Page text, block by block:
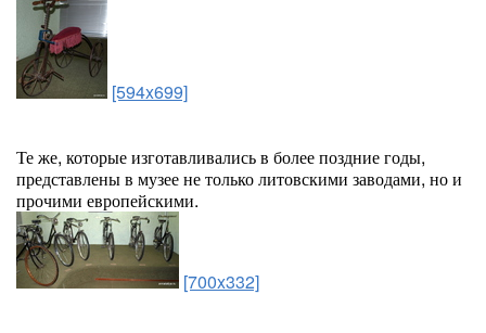
[594x699]
Те же, которые изготавливались в более поздние годы,
представлены в музее не только литовскими заводами, но и
прочими европейскими.
[700x332]